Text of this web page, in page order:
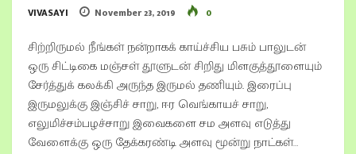
VIVASAYI November 23, 2019 0
சிற்றிருமல் நீங்கள் நன்றாகக் காய்ச்சிய பசும் பாலுடன்
ஒரு சிட்டிகை மஞ்சள் தூளுடன் சிறிது மிளகுத்தூளையும்
சேர்த்துக் கலக்கி அருந்த இருமல் தணியும். இரைப்பு
இருமலுக்கு இஞ்சிச் சாறு, ஈர வெங்காயச் சாறு,
எலுமிச்சம்பழச்சாறு இவைகளை சம அளவு எடுத்து
வேளைக்கு ஒரு தேக்கரண்டி அளவு மூன்று நாட்கள்…